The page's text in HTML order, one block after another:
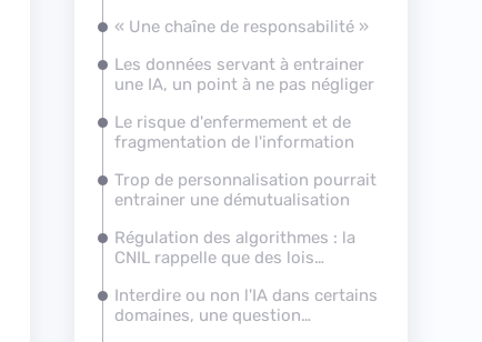
« Une chaîne de responsabilité »
Les données servant à entrainer
une IA, un point à ne pas négliger
Le risque d'enfermement et de
fragmentation de l'information
Trop de personnalisation pourrait
entrainer une démutualisation
Régulation des algorithmes : la
CNIL rappelle que des lois
Interdire ou non l'IA dans certains
domaines, une question